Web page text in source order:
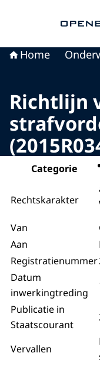
Home
Richtlijn
Categorie
Rechtskarakter
Van
Aan
Registratienummer
Datum
inwerkingtreding
Publicatie in
Staatscourant
Vervallen